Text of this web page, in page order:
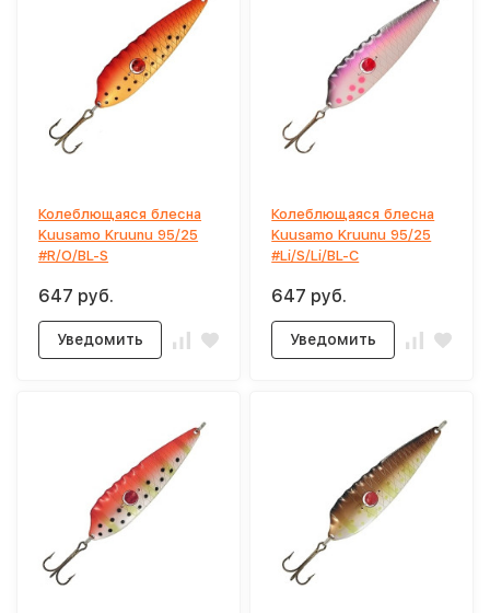
Колеблющаяся блесна
Kuusamo Kruunu 95/25
#R/O/BL-S
647 руб.
Уведомить
Колеблющаяся блесна
Kuusamo Kruunu 95/25
#Li/S/Li/BL-C
647 руб.
Уведомить